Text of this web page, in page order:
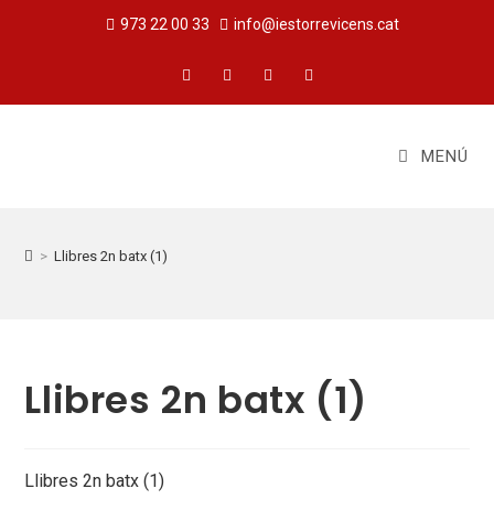
973 22 00 33 info@iestorrevicens.cat
MENÚ
> Llibres 2n batx (1)
Llibres 2n batx (1)
Llibres 2n batx (1)